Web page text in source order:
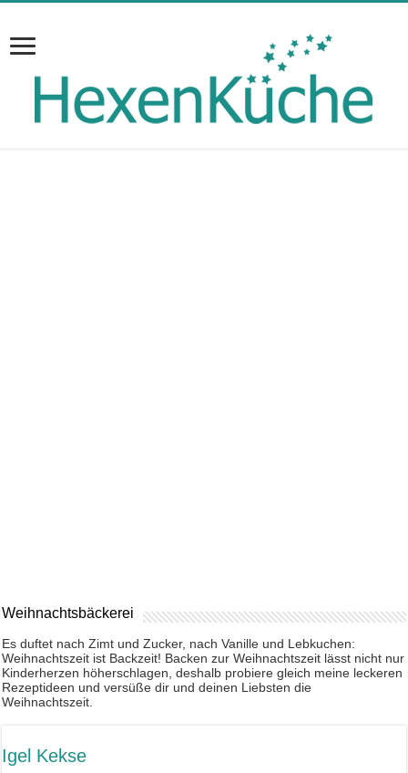
Weihnachtsbäckerei
Es duftet nach Zimt und Zucker, nach Vanille und Lebkuchen:
Weihnachtszeit ist Backzeit! Backen zur Weihnachtszeit lässt nicht nur
Kinderherzen höherschlagen, deshalb probiere gleich meine leckeren
Rezeptideen und versüße dir und deinen Liebsten die
Weihnachtszeit.
Igel Kekse